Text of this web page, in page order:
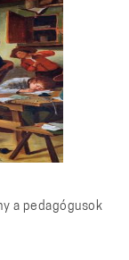
a pedagógusok